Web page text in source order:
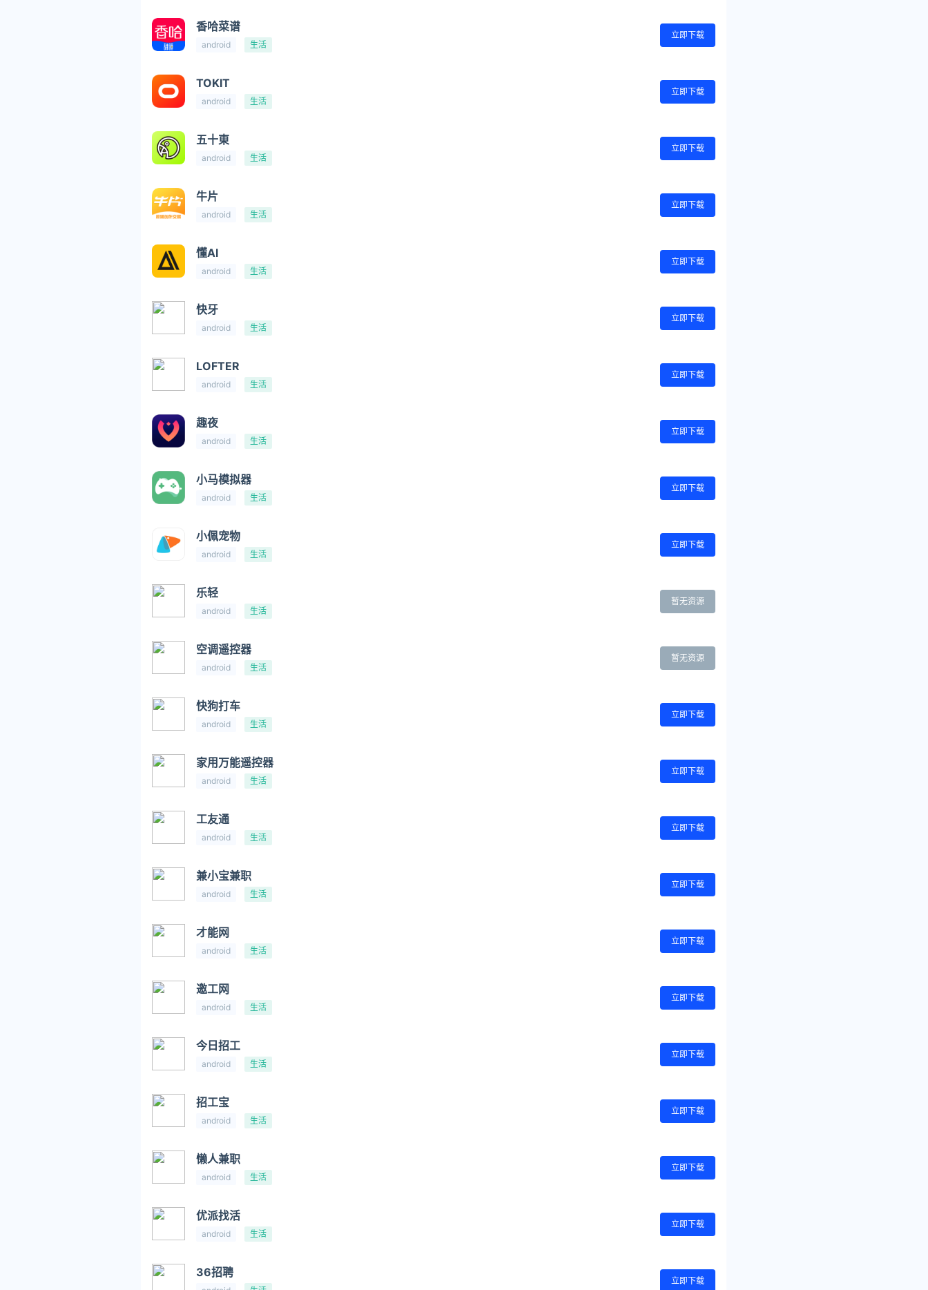
香哈菜谱
android 生活
立即下载
TOKIT
android 生活
立即下载
五十東
android 生活
立即下载
牛片
android 生活
立即下载
懂AI
android 生活
立即下载
快牙
android 生活
立即下载
LOFTER
android 生活
立即下载
趣夜
android 生活
立即下载
小马模拟器
android 生活
立即下载
小佩宠物
android 生活
立即下载
乐轻
android 生活
暂无资源
空调遥控器
android 生活
暂无资源
快狗打车
android 生活
立即下载
家用万能遥控器
android 生活
立即下载
工友通
android 生活
立即下载
兼小宝兼职
android 生活
立即下载
才能网
android 生活
立即下载
邀工网
android 生活
立即下载
今日招工
android 生活
立即下载
招工宝
android 生活
立即下载
懒人兼职
android 生活
立即下载
优派找活
android 生活
立即下载
36招聘
立即下载